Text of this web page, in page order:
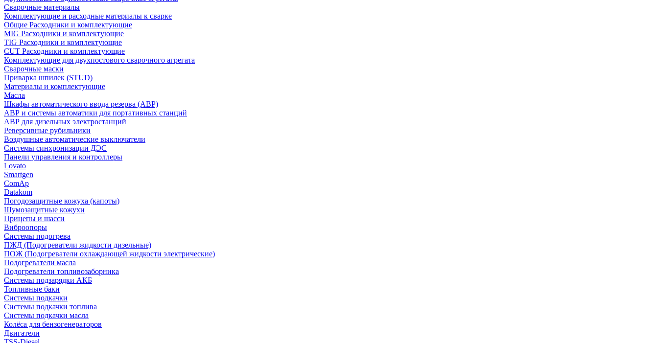
Сварочные материалы
Комплектующие и расходные материалы к сварке
Общие Расходники и комплектующие
MIG Расходники и комплектующие
TIG Расходники и комплектующие
CUT Расходники и комплектующие
Комплектующие для двухпостового сварочного агрегата
Сварочные маски
Приварка шпилек (STUD)
Материалы и комплектующие
Масла
Шкафы автоматического ввода резерва (АВР)
АВР и системы автоматики для портативных станций
АВР для дизельных электростанций
Реверсивные рубильники
Воздушные автоматические выключатели
Системы синхронизации ДЭС
Панели управления и контроллеры
Lovato
Smartgen
ComAp
Datakom
Погодозащитные кожуха (капоты)
Шумозащитные кожухи
Прицепы и шасси
Виброопоры
Системы подогрева
ПЖД (Подогреватели жидкости дизельные)
ПОЖ (Подогреватели охлаждающей жидкости электрические)
Подогреватели масла
Подогреватели топливозаборника
Системы подзарядки АКБ
Топливные баки
Системы подкачки
Системы подкачки топлива
Системы подкачки масла
Колёса для бензогенераторов
Двигатели